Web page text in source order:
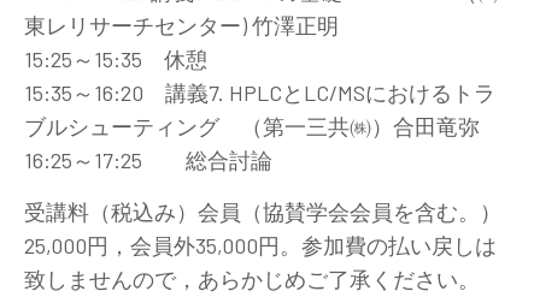
東レリサーチセンター) 竹澤正明
15:25～15:35 休憩
15:35～16:20 講義7. HPLCとLC/MSにおけるトラ
ブルシューティング （第一三共㈱）合田竜弥
16:25～17:25 総合討論
受講料（税込み）会員（協賛学会会員を含む。）
25,000円，会員外35,000円。参加費の払い戻しは
致しませんので，あらかじめご了承ください。